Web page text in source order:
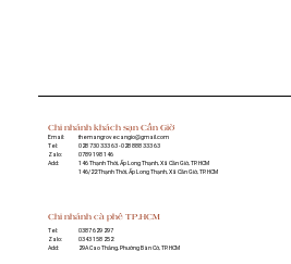
Chi nhánh khách sạn Cần Giờ
Email:
Tel:
Zalo:
Add:
themangrovecangio@gmail.com
028 730 333 63 - 028 888 333 63
0789 198 146
146 Thạnh Thới, Ấp Long Thạnh, Xã Cần Giờ, TP. HCM
146/22 Thạnh Thới, Ấp Long Thạnh, Xã Cần Giờ, TP. HCM
Chi nhánh cà phê TP.HCM
Tel:
Zalo:
Add:
0387 629 297
0343 158 252
29A Cao Thắng, Phường Bàn Cờ, TP. HCM